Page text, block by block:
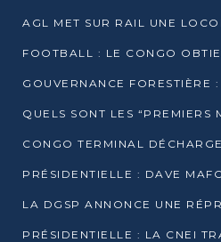
QUELS SONT LES “PREMIERS